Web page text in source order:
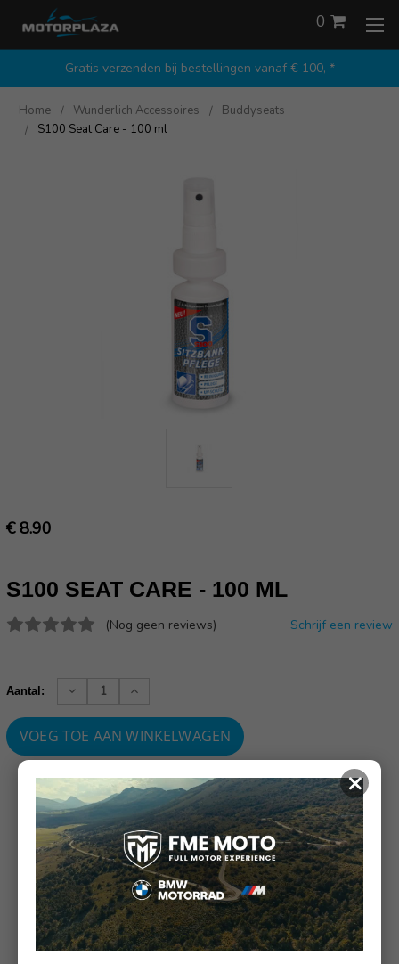
Gratis verzenden bij bestellingen vanaf € 100,-*
0
Home Wunderlich Accessoires
Buddyseats
S100 Seat Care - 100 ml
€ 8.90
S100 SEAT CARE - 100 ML
(Nog geen reviews) Schrijf een review
voorraad:
Aantal:
Verhoog
Verlaag
SKU: 43980-000
Omschrijving (Nog geen reviews)
Omschrijving
Reiniging, onderhoud en bescherming – voor je motorzadel
×